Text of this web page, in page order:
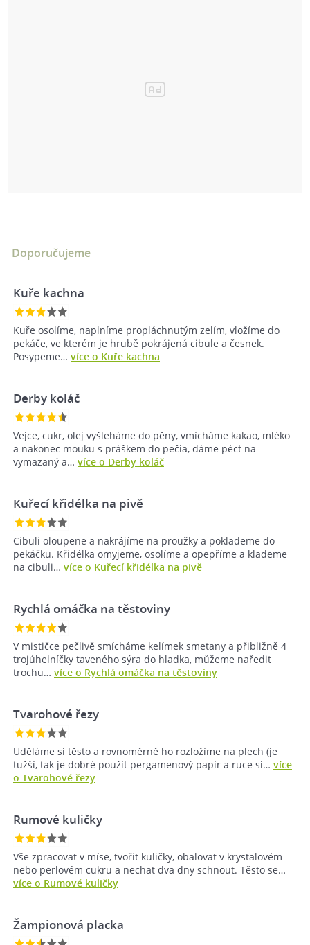
Doporučujeme
Kuře kachna
Kuře osolíme, naplníme propláchnutým zelím, vložíme do
pekáče, ve kterém je hrubě pokrájená cibule a česnek.
Posypeme… více o Kuře kachna
Derby koláč
Vejce, cukr, olej vyšleháme do pěny, vmícháme kakao, mléko
a nakonec mouku s práškem do pečia, dáme péct na
vymazaný a… více o Derby koláč
Kuřecí křidélka na pivě
Cibuli oloupene a nakrájíme na proužky a poklademe do
pekáčku. Křidélka omyjeme, osolíme a opepříme a klademe
na cibuli… více o Kuřecí křidélka na pivě
Rychlá omáčka na těstoviny
V mističce pečlivě smícháme kelímek smetany a přibližně 4
trojúhelníčky taveného sýra do hladka, můžeme naředit
trochu… více o Rychlá omáčka na těstoviny
Tvarohové řezy
Uděláme si těsto a rovnoměrně ho rozložíme na plech (je
tužší, tak je dobré použít pergamenový papír a ruce si… více
o Tvarohové řezy
Rumové kuličky
Vše zpracovat v míse, tvořit kuličky, obalovat v krystalovém
nebo perlovém cukru a nechat dva dny schnout. Těsto se…
více o Rumové kuličky
Žampionová placka